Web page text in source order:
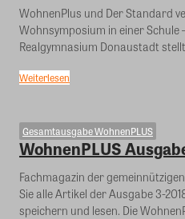
WohnenPlus und Der Standard
Wohnsymposium in einer Schule
Realgymnasium Donaustadt
Weiterlesen
Gesamtausgabe WohnenPLUS
WohnenPLUS
Fachmagazin der gemeinnützigen
Sie alle Artikel der Ausgabe 3-
speichern und lesen. Die